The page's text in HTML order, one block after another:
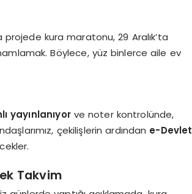
kura maratonu, 29 Aralık’ta
Böylece, yüz binlerce aile ev
yayınlanıyorve noter kontrolünde,
çekilişlerin ardından e-Devlet
Takvim